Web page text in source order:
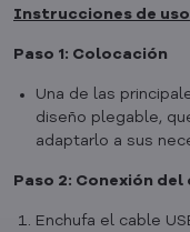
Instrucciones de uso
Paso 1: Colocación
Una de las
diseño plegable,
adaptarlo a sus
Paso 2: Conexión
Enchufa el cable